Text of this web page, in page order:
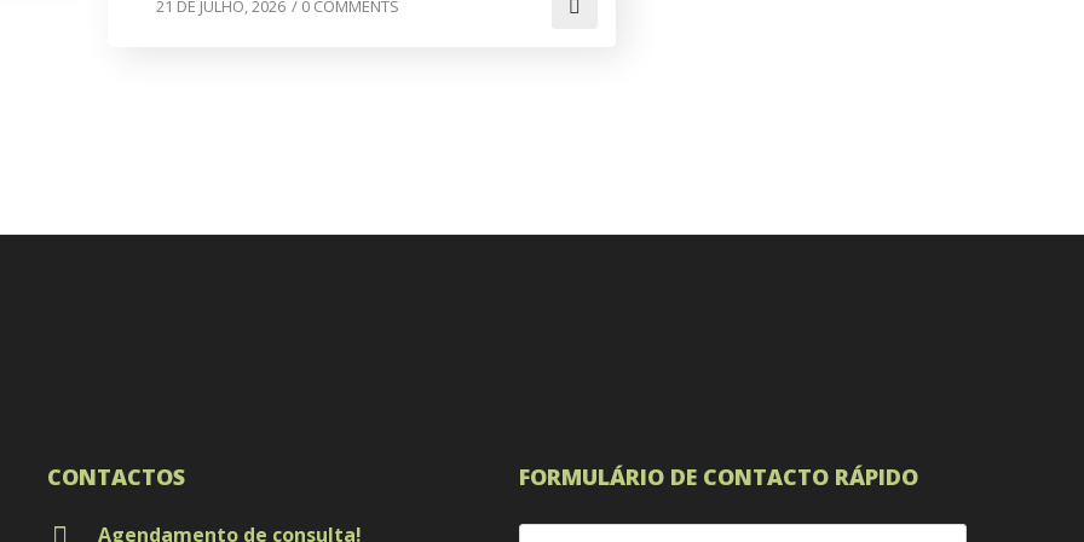
21 DE JULHO, 2026 / 0 COMMENTS
CONTACTOS
Agendamento de consulta!
FORMULÁRIO DE CONTACTO RÁPIDO